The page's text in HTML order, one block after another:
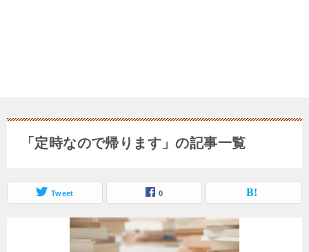
「定時なので帰ります」の記事一覧
Tweet 0